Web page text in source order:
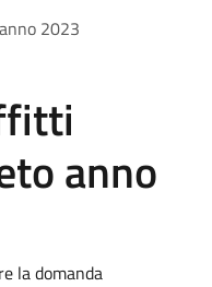
2023
anno
la domanda